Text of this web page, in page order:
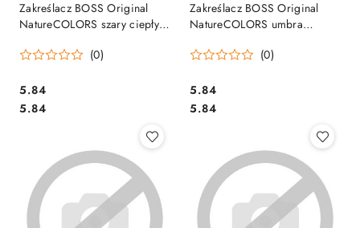
Zakreślacz BOSS Original
NatureCOLORS szary ciepły
(0)
Cena:
5.84
Cena:
5.84
Zakreślacz BOSS Original
NatureCOLORS umbra
(0)
Cena:
5.84
Cena:
5.84